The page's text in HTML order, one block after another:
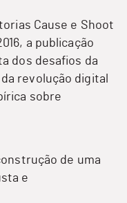
Cause e Shoot
a publicação
dos desafios da
revolução digital
sobre
de uma
e